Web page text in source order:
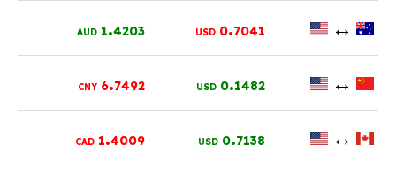
↔
0.7041
USD
1.4203
AUD
↔
0.1482
USD
6.7492
CNY
↔
0.7138
USD
1.4009
CAD